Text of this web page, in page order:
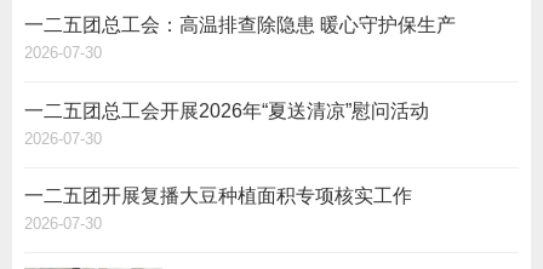
一二五团总工会：高温排查除隐患 暖心守护保生产
2026-07-30
一二五团总工会开展2026年“夏送清凉”慰问活动
2026-07-30
一二五团开展复播大豆种植面积专项核实工作
2026-07-30